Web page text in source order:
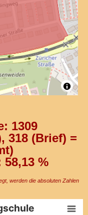
1309
318 (Brief) =
%
werden die absoluten Zahlen